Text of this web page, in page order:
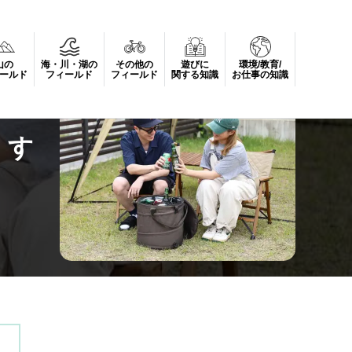
の
ルド
海・川・湖の
フィールド
その他の
フィールド
遊びに
関する知識
環境/教育/
お仕事の知識
す